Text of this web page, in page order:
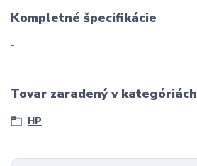
Kompletné špecifikácie
-
Tovar zaradený v kategóriách
HP